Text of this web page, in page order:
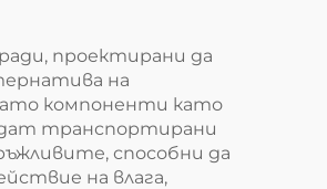
проектирани да
на
компоненти като
транспортирани
способни да
на влага,